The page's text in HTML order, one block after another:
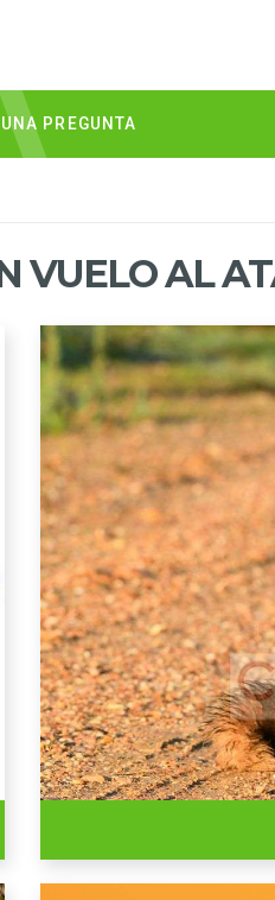
PREGUNTA
VUELO AL